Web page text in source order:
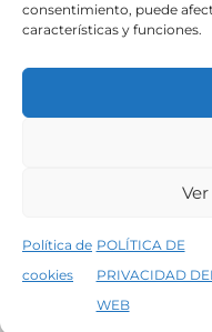
consentimiento, puede
características y funciones.
Política de
cookies
POLÍTICA DE
PRIVACIDAD
WEB
5% de descuento en tu
Política de
©2026